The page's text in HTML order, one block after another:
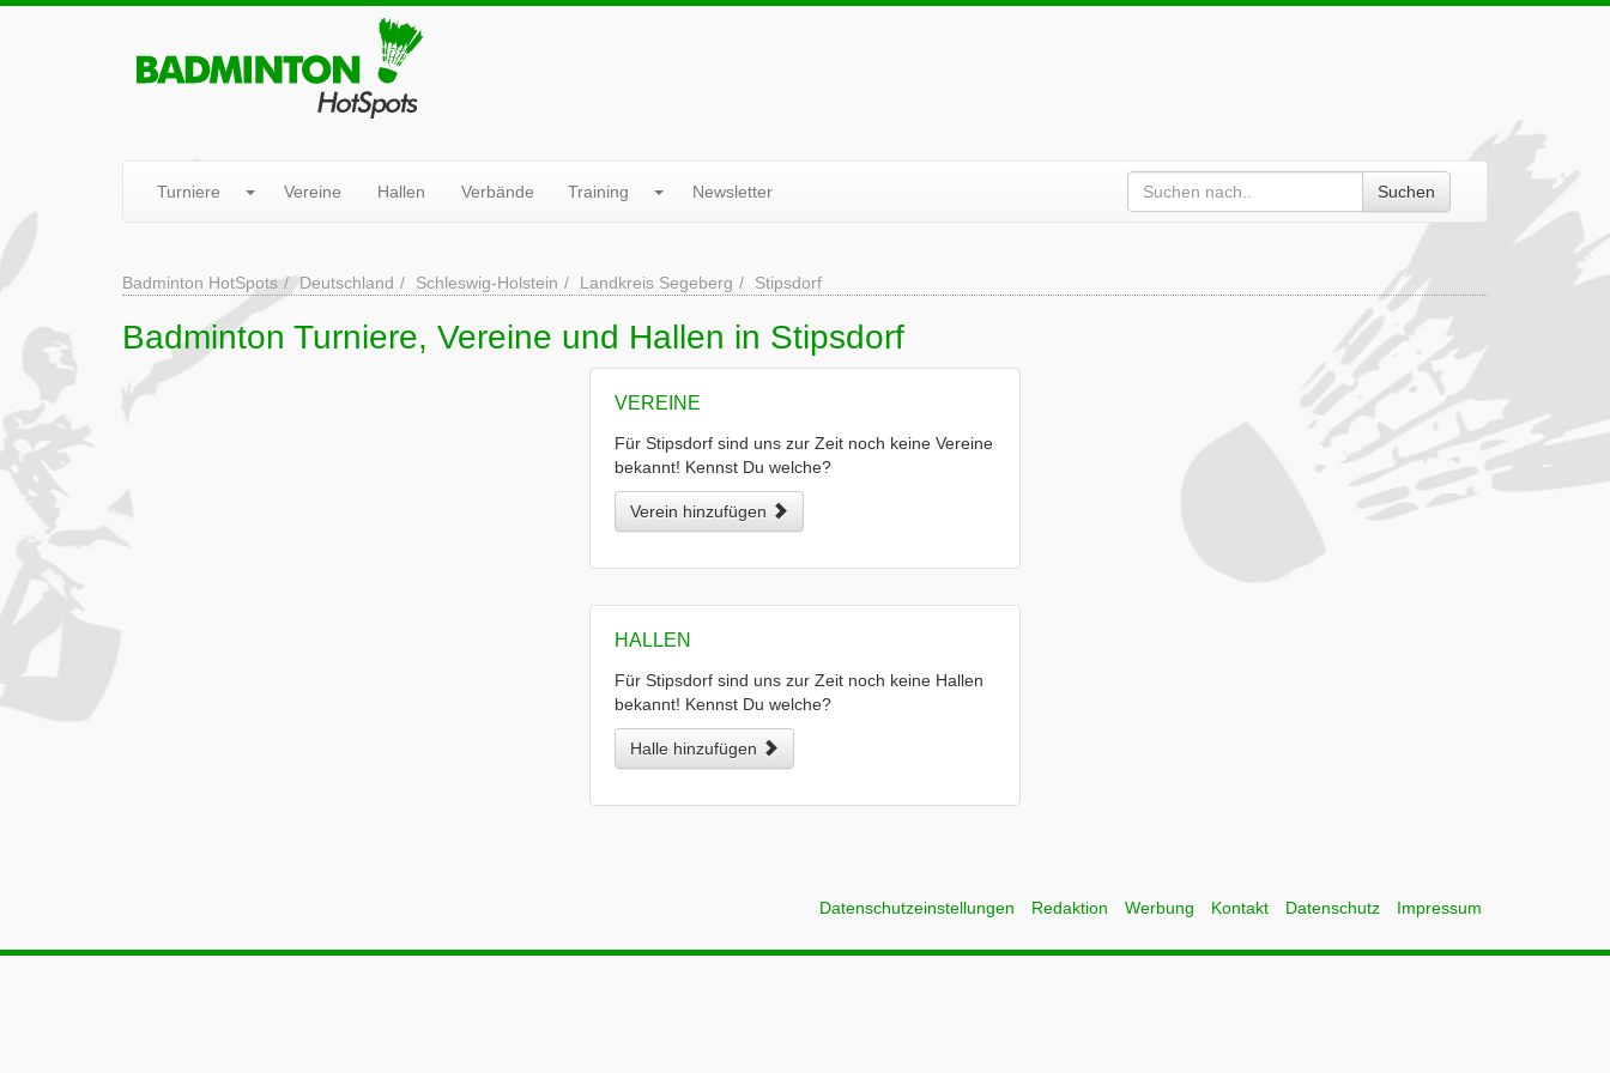
Turniere Vereine Hallen Verbände Training Newsletter Suchen
Badminton HotSpots Deutschland Schleswig-Holstein Landkreis Segeberg Stipsdorf
Badminton Turniere, Vereine und Hallen in Stipsdorf
VEREINE
Für Stipsdorf sind uns zur Zeit noch keine Vereine
bekannt! Kennst Du welche?
Verein hinzufügen
HALLEN
Für Stipsdorf sind uns zur Zeit noch keine Hallen
bekannt! Kennst Du welche?
Halle hinzufügen
Datenschutzeinstellungen Redaktion Werbung Kontakt Datenschutz Impressum